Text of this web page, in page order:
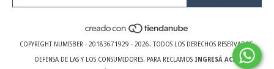
COPYRIGHT NUMISBER - 20183671929 - 2026. TODOS LOS DERECHOS RESERVADOS.
DEFENSA DE LAS Y LOS CONSUMIDORES. PARA RECLAMOS INGRESÁ ACÁ.